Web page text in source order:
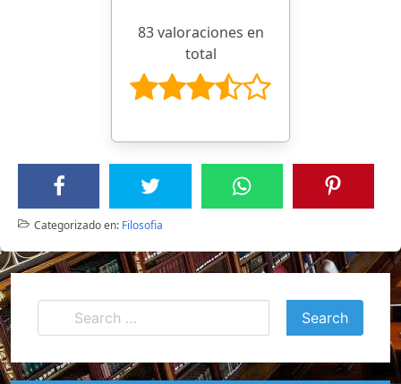
83 valoraciones en
total
Categorizado en: Filosofia